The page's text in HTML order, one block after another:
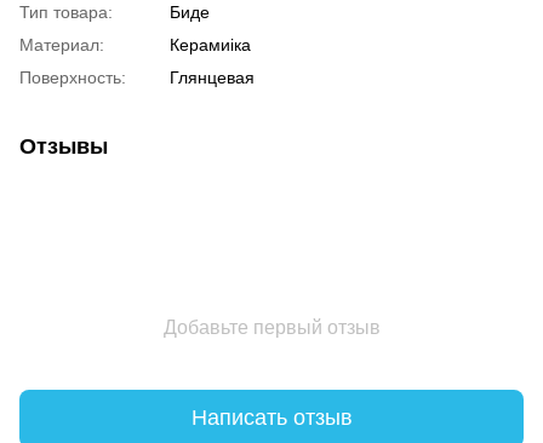
Тип товара:
Биде
Материал:
Керамиіка
Поверхность:
Глянцевая
Отзывы
Добавьте первый отзыв
Написать отзыв